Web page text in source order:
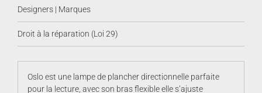
Designers | Marques
Droit à la réparation (Loi 29)
Oslo est une lampe de plancher directionnelle parfaite
pour la lecture, avec son bras flexible elle s’ajuste